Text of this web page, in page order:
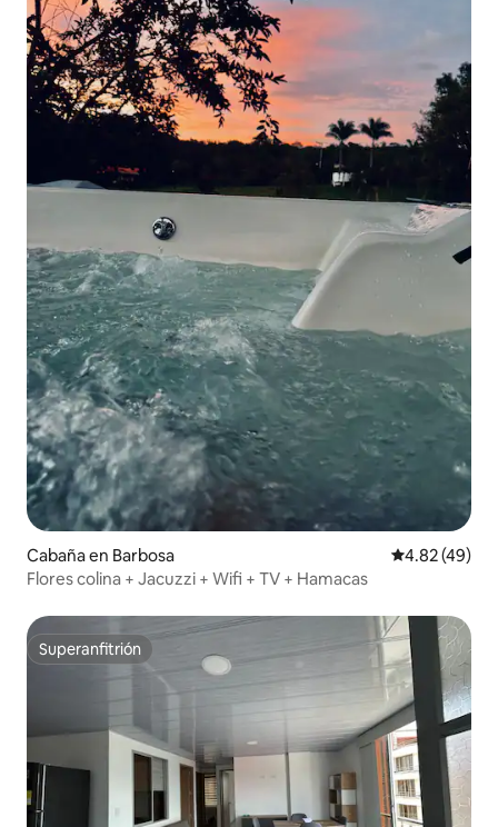
Cabaña en Barbosa Calificación
4.82 (49)
Flores colina + Jacuzzi + Wifi + TV + Hamacas
Superanfitrión
Superanfitrión